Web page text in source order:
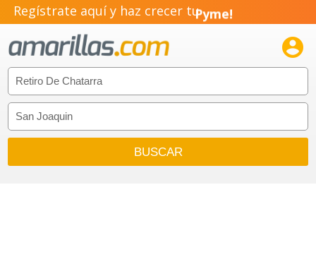
Regístrate aquí y haz crecer tuPyme!
Emprendimiento!
